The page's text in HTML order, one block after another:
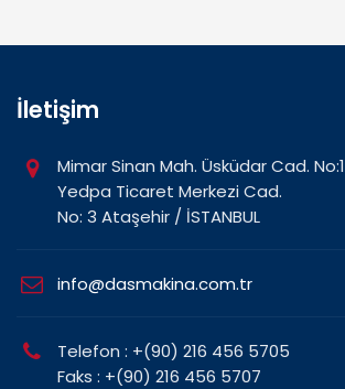
İletişim
Mimar Sinan Mah. Üsküdar Cad. No:1
Yedpa Ticaret Merkezi Cad.
No: 3 Ataşehir / İSTANBUL
info@dasmakina.com.tr
Telefon : +(90) 216 456 5705
Faks : +(90) 216 456 5707